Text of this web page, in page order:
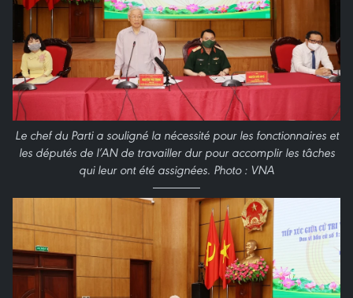
Le chef du Parti a souligné la nécessité pour les fonctionnaires et
les députés de l’AN de travailler dur pour accomplir les tâches
qui leur ont été assignées. Photo : VNA